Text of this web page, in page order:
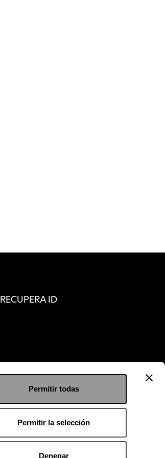
Permitir todas
Permitir la selección
Denegar
RECUPERA ID